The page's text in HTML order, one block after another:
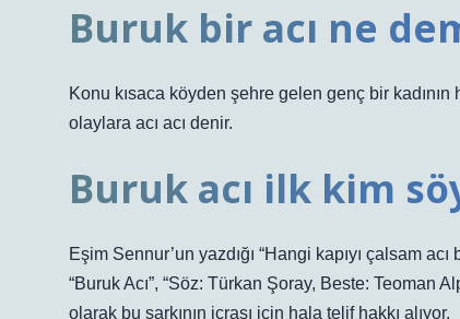
Buruk bir acı ne
Konu kısaca köyden şehre gelen genç bir
olaylara acı acı denir.
Buruk acı ilk kim
Eşim Sennur’un yazdığı “Hangi kapıyı çalsam
“Buruk Acı”, “Söz: Türkan Şoray, Beste: Teoman
olarak bu şarkının icrası için hala telif hakkı alıyor.